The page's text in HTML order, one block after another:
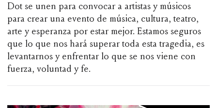
Dot se unen para convocar a artistas y músicos
para crear una evento de música, cultura, teatro,
arte y esperanza por estar mejor. Estamos seguros
que lo que nos hará superar toda esta tragedia, es
levantarnos y enfrentar lo que se nos viene con
fuerza, voluntad y fe.